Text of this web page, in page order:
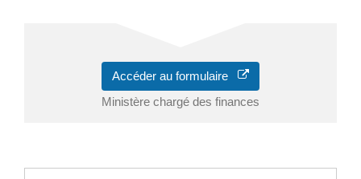
Accéder au formulaire
Ministère chargé des finances